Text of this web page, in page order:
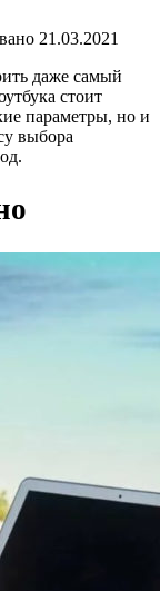
21.03.2021
даже самый
стоит
параметры, но и
выбора